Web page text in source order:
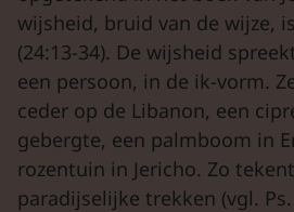
wijsheid, bruid van de wijze,
(24:13-34). De wijsheid
een persoon, in de ik-vorm.
ceder op de Libanon, een
gebergte, een palmboom in
rozentuin in Jericho. Zo
paradijselijke trekken (vgl. Ps.